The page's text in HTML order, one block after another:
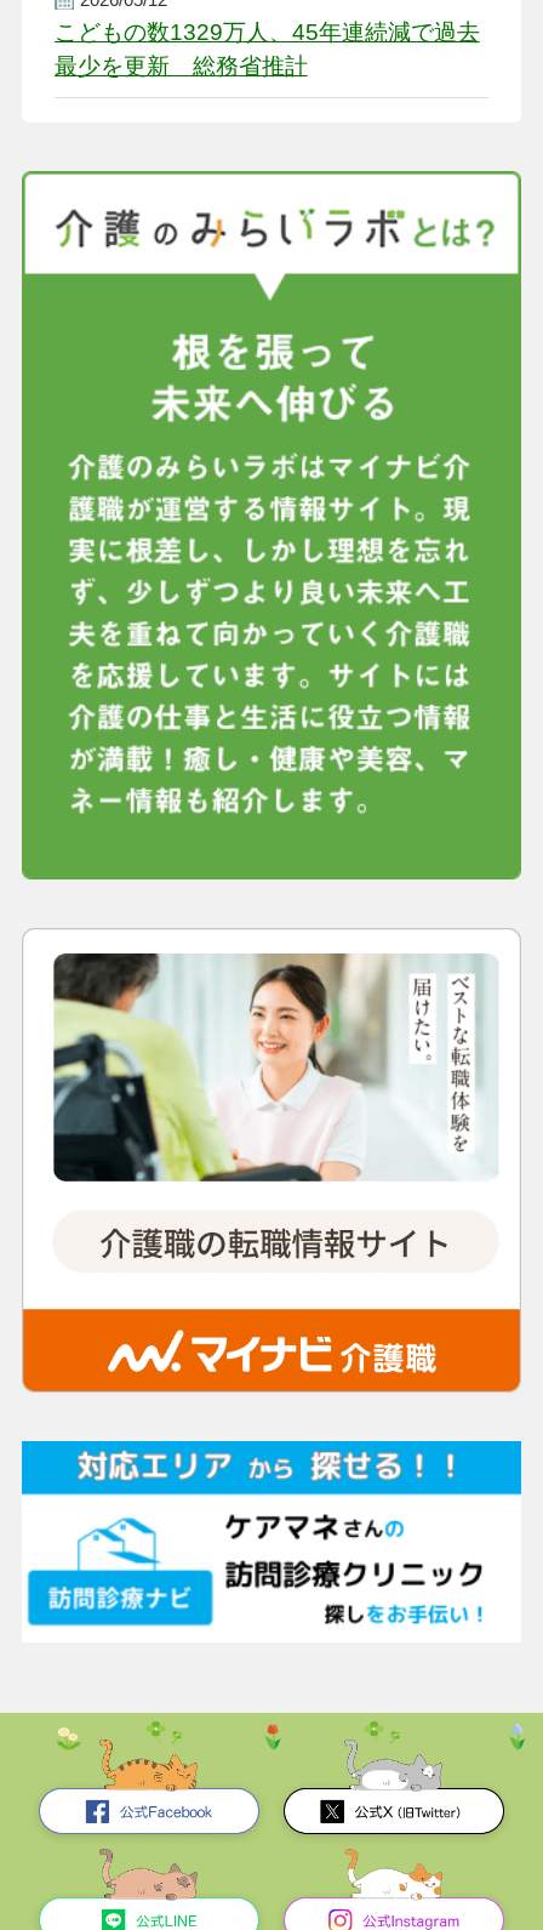
こどもの数1329万人、45年連続減で過去
最少を更新 総務省推計